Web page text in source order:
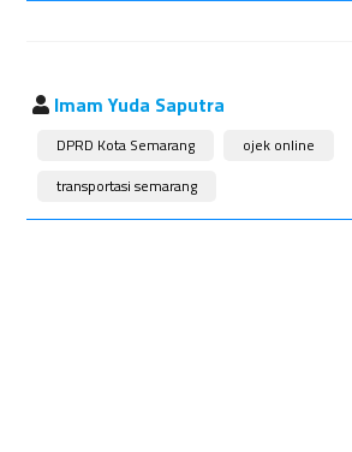
Imam Yuda Saputra
DPRD Kota Semarang
ojek online
transportasi semarang